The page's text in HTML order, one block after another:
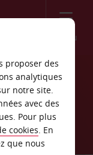
Menu
proposer des
analytiques
notre site.
avec des
Pour plus
cookies. En
que nous